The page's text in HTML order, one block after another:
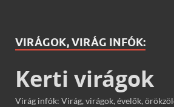
VIRÁGOK, VIRÁG INFÓK:
Kerti virágok
Virág infók: Virág, virágok, évelők,